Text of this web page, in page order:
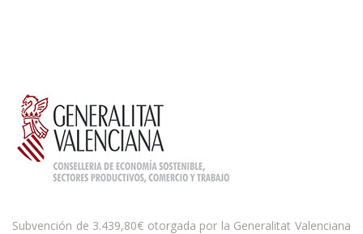
Subvención de 3.439,80€ otorgada por la Generalitat Valenciana